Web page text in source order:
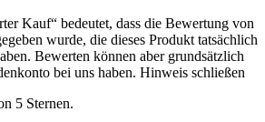
Kauf“ bedeutet, dass die Bewertung von
wurde, die dieses Produkt tatsächlich
Bewerten können aber grundsätzlich
bei uns haben. Hinweis schließen
5 Sternen.